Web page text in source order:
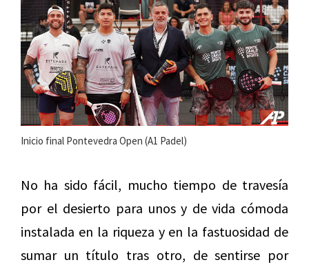
Inicio final Pontevedra Open (A1 Padel)
No ha sido fácil, mucho tiempo de travesía
por el desierto para unos y de vida cómoda
instalada en la riqueza y en la fastuosidad de
sumar un título tras otro, de sentirse por